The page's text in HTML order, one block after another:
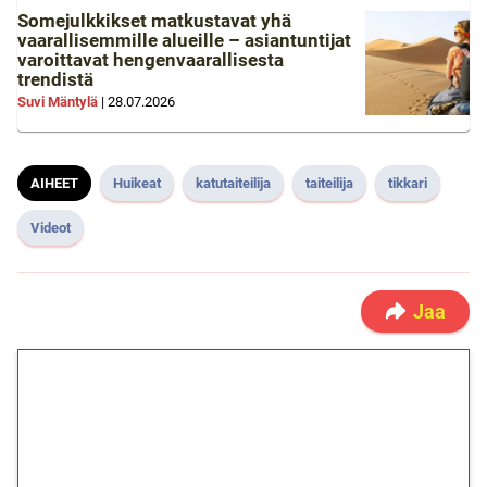
Somejulkkikset matkustavat yhä
vaarallisemmille alueille – asiantuntijat
varoittavat hengenvaarallisesta
trendistä
Suvi Mäntylä | 28.07.2026
AIHEET Huikeat katutaiteilija taiteilija tikkari
Videot
Jaa